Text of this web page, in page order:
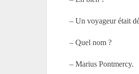
– Un voyageur était
– Quel nom ?
– Marius Pontmercy.